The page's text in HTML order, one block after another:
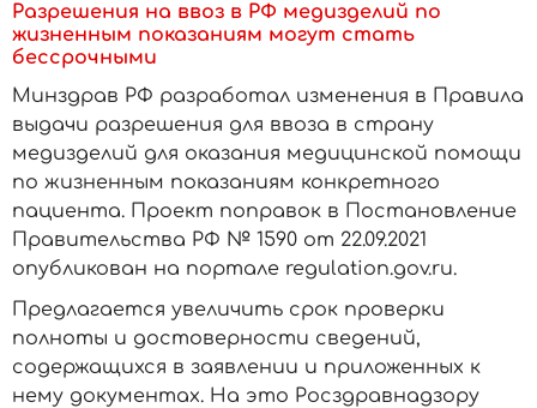
Разрешения на ввоз в РФ медизделий по
жизненным показаниям могут стать
бессрочными
Минздрав РФ разработал изменения в Правила
выдачи разрешения для ввоза в страну
медизделий для оказания медицинской помощи
по жизненным показаниям конкретного
пациента. Проект поправок в Постановление
Правительства РФ № 1590 от 22.09.2021
опубликован на портале regulation.gov.ru.
Предлагается увеличить срок проверки
полноты и достоверности сведений,
содержащихся в заявлении и приложенных к
нему документах. На это Росздравнадзору